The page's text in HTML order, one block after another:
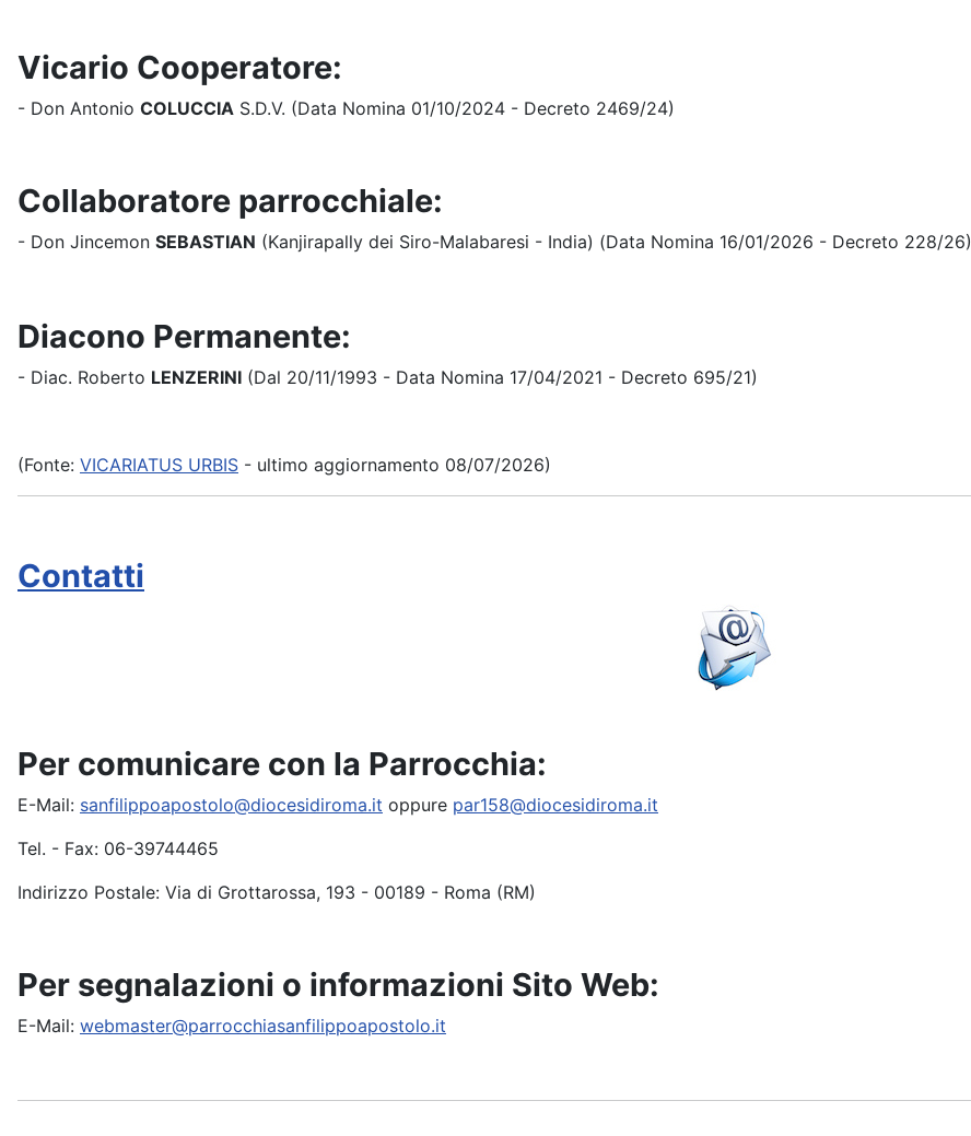
Vicario Cooperatore:
- Don Antonio COLUCCIA S.D.V. (Data Nomina 01/10/2024 - Decreto 2469/24)
Collaboratore parrocchiale:
- Don Jincemon SEBASTIAN (Kanjirapally dei Siro-Malabaresi - India) (Data Nomina 16/01/2026 - Decreto 228/26)
Diacono Permanente:
- Diac. Roberto LENZERINI (Dal 20/11/1993 - Data Nomina 17/04/2021 - Decreto 695/21)
(Fonte: VICARIATUS URBIS - ultimo aggiornamento 08/07/2026)
Contatti
Per comunicare con la Parrocchia:
E-Mail: sanfilippoapostolo@diocesidiroma.it oppure par158@diocesidiroma.it
Tel. - Fax: 06-39744465
Indirizzo Postale: Via di Grottarossa, 193 - 00189 - Roma (RM)
Per segnalazioni o informazioni Sito Web:
E-Mail: webmaster@parrocchiasanfilippoapostolo.it